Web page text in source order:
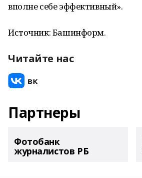
вполне себе эффективный».
Источник: Башинформ.
Читайте нас
Партнеры
Фотобанк
журналистов РБ